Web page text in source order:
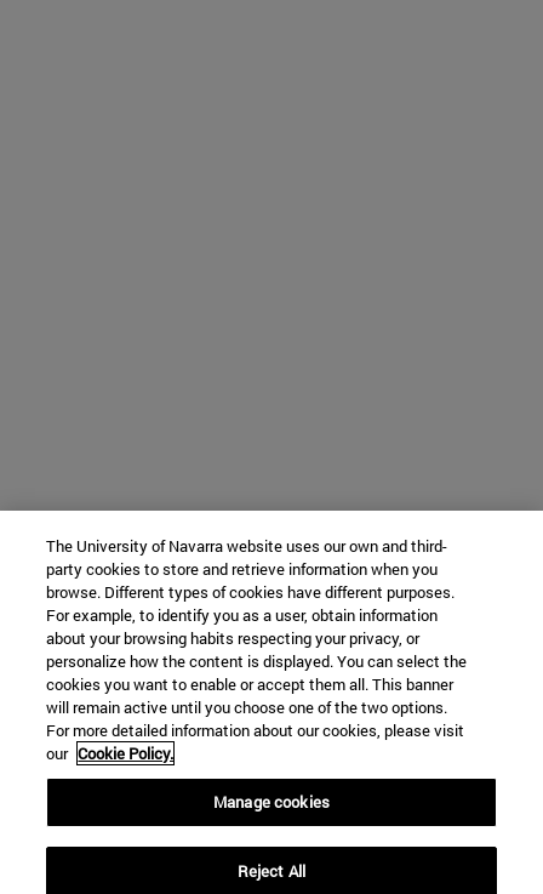
The University of Navarra website uses our own and third-
party cookies to store and retrieve information when you
browse. Different types of cookies have different purposes.
For example, to identify you as a user, obtain information
about your browsing habits respecting your privacy, or
personalize how the content is displayed. You can select the
cookies you want to enable or accept them all. This banner
will remain active until you choose one of the two options.
For more detailed information about our cookies, please visit
our Cookie Policy.
Manage cookies
Reject All